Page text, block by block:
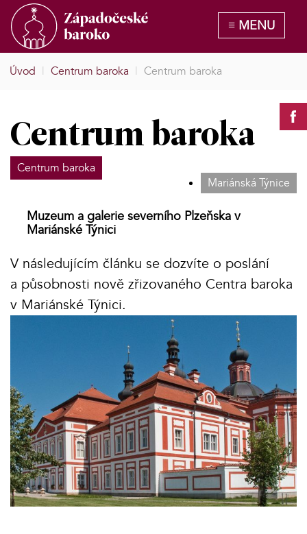
Úvod | Centrum baroka | Centrum baroka
Centrum baroka
Centrum baroka
Mariánská Týnice
Muzeum a galerie severního Plzeňska v
Mariánské Týnici
V následujícím článku se dozvíte o poslání
a působnosti nově zřizovaného Centra baroka
v Mariánské Týnici.